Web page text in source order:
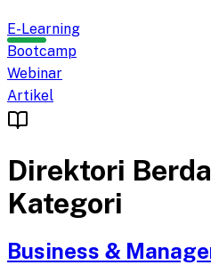
E-Learning
Bootcamp
Webinar
Artikel
Direktori
Kategori
Business &